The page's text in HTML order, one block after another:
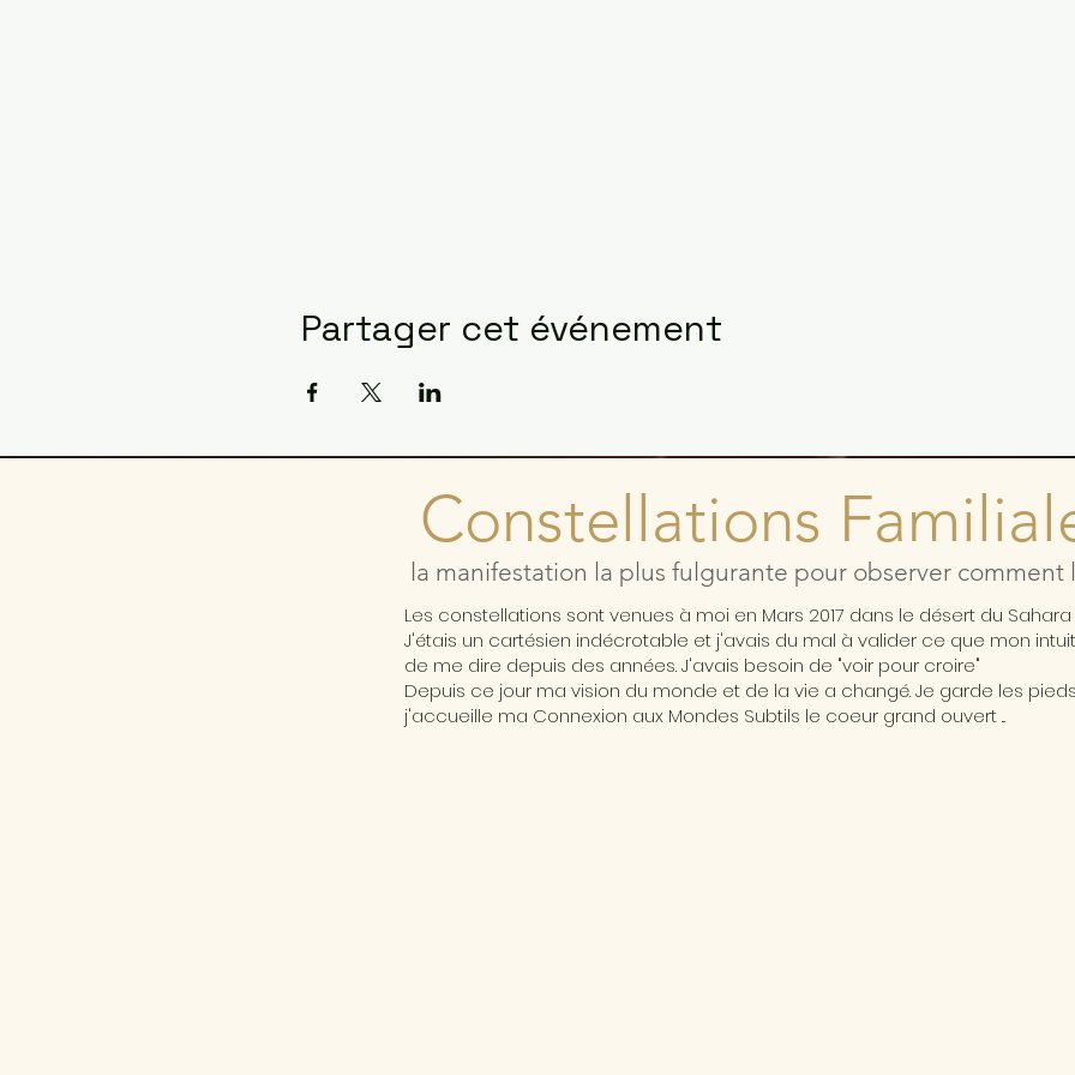
Partager cet événement
Constellations
la manifestation la plus fulgurante pour observer comment
Les constellations sont venues à moi en Mars 2017 dans le désert du Sahara
J'étais un cartésien indécrotable et j'avais du mal à valider ce que mon
de me dire depuis des années. J'avais besoin de "voir pour croire"
Depuis ce jour ma vision du monde et de la vie a changé. Je garde les
j'accueille ma Connexion aux Mondes Subtils le coeur grand ouvert ...